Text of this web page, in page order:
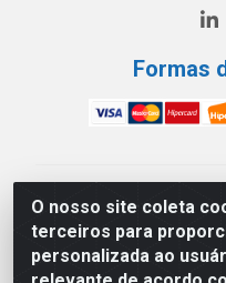
O nosso site coleta
terceiros para
personalizada ao
Formas
América Latina
CNPJ 19.813.045/
Andrade, 151 Núcleo